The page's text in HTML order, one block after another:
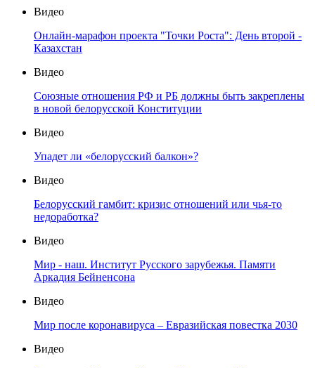
Видео
Онлайн-марафон проекта "Точки Роста": День второй -
Казахстан
Видео
Союзные отношения РФ и РБ должны быть закреплены
в новой белорусской Конституции
Видео
Упадет ли «белорусский балкон»?
Видео
Белорусский гамбит: кризис отношений или чья-то
недоработка?
Видео
Мир - наш. Институт Русского зарубежья. Памяти
Аркадия Бейненсона
Видео
Мир после коронавируса – Евразийская повестка 2030
Видео